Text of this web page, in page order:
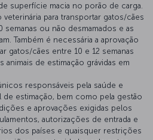
superfície macia no porão de carga.
veterinária para transportar gatos/cães
ou não desmamados e as
Também é necessária a aprovação
gatos/cães entre 10 e 12 semanas
animais de estimação grávidas em
responsáveis pela saúde e
de estimação, bem como pela gestão
e aprovações exigidas pelos
autorizações de entrada e
dos países e quaisquer restrições